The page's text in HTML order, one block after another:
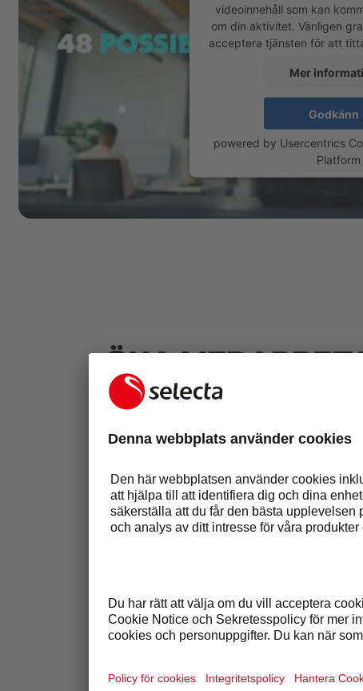
videoinnehåll som kan
om din aktivitet. Vänligen
acceptera tjänsten för att
Mer
Godkänn
powered by Usercentrics
Platform
ÖKA
OCH
Vätskebalans spelar
arbetsplatsens
allmänt
anställda inte
leda till trötthet,
produktivitet.
godare och lättare att